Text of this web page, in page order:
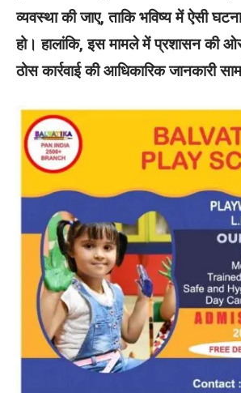
व्यवस्था की जाए, ताकि भविष्य में ऐसी
हो। हालांकि, इस मामले में प्रशासन की
ठोस कार्रवाई की आधिकारिक जानकारी